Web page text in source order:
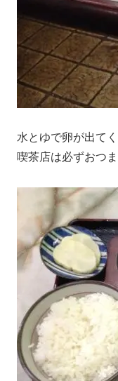
水とゆで卵が出て
喫茶店は必ずおつ